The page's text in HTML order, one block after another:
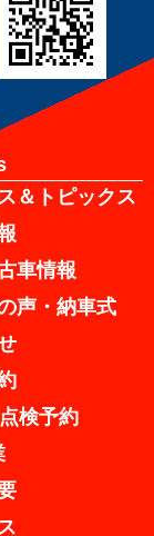
＆トピックス
車情報
声・納車式
検予約